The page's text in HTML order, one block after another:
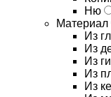
Ню
Материал
Из
Из
Из
Из
Из